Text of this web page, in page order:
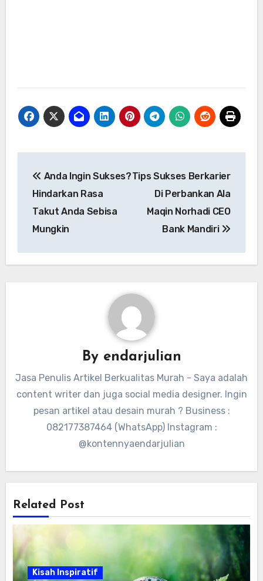
pos
Anda Ingin Sukses?
Hindarkan Rasa
Takut Anda Sebisa
Mungkin
Tips Sukses Berkarier
Di Perbankan Ala
Maqin Norhadi CEO
Bank Mandiri
By endarjulian
Jasa Penulis Artikel Berkualitas Murah - Saya adalah
content writer dan juga social media designer. Ingin
pesan artikel atau desain murah ? Business :
082177387464 (WhatsApp) Instagram :
@kontennyaendarjulian
Related Post
Kisah Inspiratif